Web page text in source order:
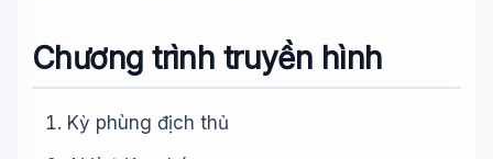
Chương trình truyền hình
Kỳ phùng địch thủ